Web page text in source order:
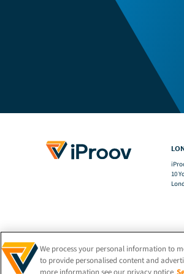
10
We process your personal information to
to provide personalised content and